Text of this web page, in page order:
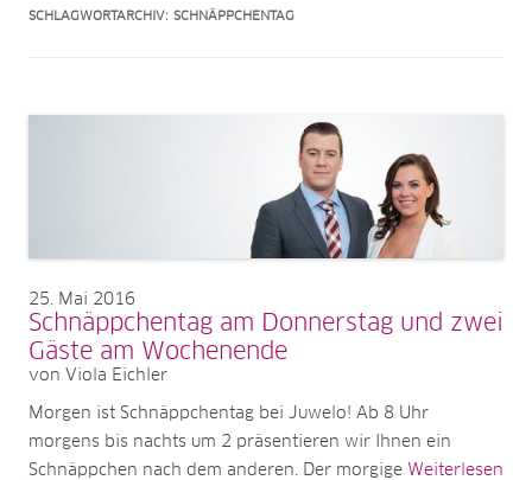
SCHLAGWORTARCHIV: SCHNÄPPCHENTAG
25 Mai 2016
Schnäppchentag am Donnerstag und zwei
Gäste am Wochenende
von Viola Eichler
Morgen ist Schnäppchentag bei Juwelo! Ab 8 Uhr
morgens bis nachts um 2 präsentieren wir Ihnen ein
Schnäppchen nach dem anderen. Der morgige Weiterlesen